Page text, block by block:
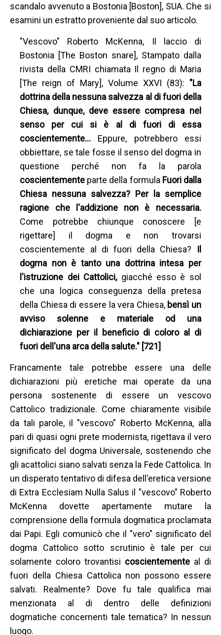
scandalo avvenuto a Bostonia [Boston], SUA. Che si
esamini un estratto proveniente dal suo articolo.
"Vescovo" Roberto McKenna, Il laccio di
Bostonia [The Boston snare], Stampato dalla
rivista della CMRI chiamata Il regno di Maria
[The reign of Mary], Volume XXVI (83): "La
dottrina della nessuna salvezza al di fuori della
Chiesa, dunque, deve essere compresa nel
senso per cui si è al di fuori di essa
coscientemente… Eppure, potrebbero essi
obbiettare, se tale fosse il senso del dogma in
questione perché non fa la parola
coscientemente parte della formula Fuori dalla
Chiesa nessuna salvezza? Per la semplice
ragione che l'addizione non è necessaria.
Come potrebbe chiunque conoscere [e
rigettare] il dogma e non trovarsi
coscientemente al di fuori della Chiesa?
Il
dogma non è tanto una dottrina intesa per
l'istruzione dei Cattolici, giacché esso è sol
che una logica conseguenza della pretesa
della Chiesa di essere la vera Chiesa, bensì un
avviso solenne e materiale od una
dichiarazione per il beneficio di coloro al di
fuori dell'una arca della salute." [721]
Francamente tale potrebbe essere una delle
dichiarazioni più eretiche mai operate da una
persona sostenente di essere un vescovo
Cattolico tradizionale. Come chiaramente visibile
da tali parole, il "vescovo" Roberto McKenna, alla
pari di quasi ogni prete modernista, rigettava il vero
significato del dogma Universale, sostenendo che
gli acattolici siano salvati senza la Fede Cattolica. In
un disperato tentativo di difesa dell'eretica versione
di Extra Ecclesiam Nulla Salus il "vescovo" Roberto
McKenna dovette apertamente mutare la
comprensione della formula dogmatica proclamata
dai Papi. Egli comunicò che il "vero" significato del
dogma Cattolico sotto scrutinio è tale per cui
solamente coloro trovantisi coscientemente al di
fuori della Chiesa Cattolica non possono essere
salvati. Realmente? Dove fu tale qualifica mai
menzionata al di dentro delle definizioni
dogmatiche concernenti tale tematica? In nessun
luogo.